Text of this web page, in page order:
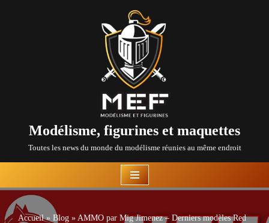
Modélisme, figurines et maquettes
Toutes les news du monde du modélisme réunies au même endroit
Accueil» Blog » AMMO par Mig Jimenez – Derniers modèles Red